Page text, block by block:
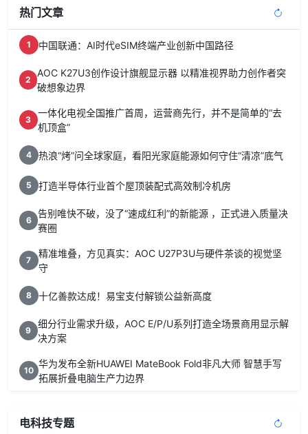
热门文章
1 中国联通：AI时代eSIM终端产业创新中国路径
2
AOC K27U3创作设计旗舰显示器 以精准视界助力创作者突
破想象边界
3
一体化电视全国推广首周，运营商先行，并不是简单的“去
机顶盒”
4 热浪“烤”问全球家庭，看阳光家庭能源如何守住“清凉”底气
5 打造半导体行业首个屋顶装配式高效制冷机房
6
告别唯快不破，没了“速成红利”的新能源 ，正式进入质量决
赛圈
7
精准堆叠，方见真实：AOC U27P3U与硬件茶谈的视觉坚
守
8 十亿善款达成！易宝支付解锁公益新高度
9
细分行业需求升级，AOC E/P/U系列打造全场景商用显示解
决方案
10
华为发布全新HUAWEI MateBook Fold非凡大师 智慧手写
拓展折叠电脑生产力边界
电科技专题